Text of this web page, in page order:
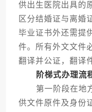
供出生医院出具的
区分结婚证与离婚
毕业证书外还需提
件。所有外文文件
翻译并公证，翻译
阶梯式办理流
第一阶段在地方
供文件原件及身份